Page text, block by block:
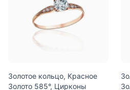
Золотое кольцо, Красное
Золото 585°, Цирконы